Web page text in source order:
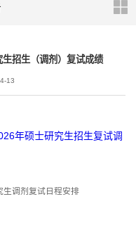
招生（调剂）复试成绩
13
年硕士研究生招生复试调
生调剂复试日程安排